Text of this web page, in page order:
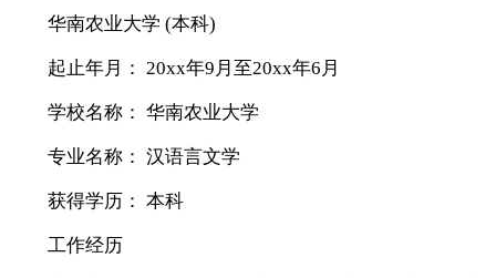
华南农业大学 (本科)
起止年月： 20xx年9月至20xx年6月
学校名称： 华南农业大学
专业名称： 汉语言文学
获得学历： 本科
工作经历